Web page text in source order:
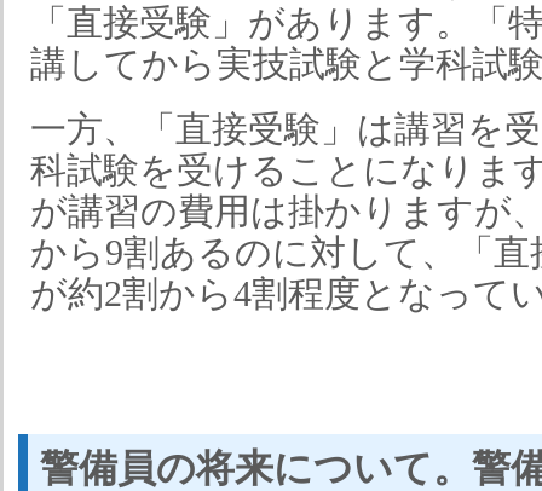
「直接受験」があります。「
講してから実技試験と学科試
一方、「直接受験」は講習を
科試験を受けることになりま
が講習の費用は掛かりますが
から9割あるのに対して、「
が約2割から4割程度となって
警備員の将来について。警